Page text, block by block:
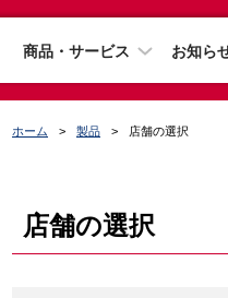
商品・サービス お知ら
ホーム 製品 店舗の選択
店舗の選択